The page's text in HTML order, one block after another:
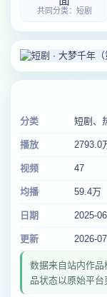
共同分类：短剧
分类 短剧、
播放 2793.0
视频 47
均播 59.4万
日期 2025-
更新 2026-
数据来自站内作品
品状态以原始平台